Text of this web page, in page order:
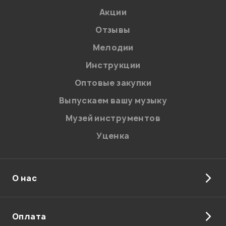
Акции
Отзывы
Мелодии
Инструкции
Оптовые закупки
Выпускаем вашу музыку
Музей инструментов
Уценка
О нас
Оплата